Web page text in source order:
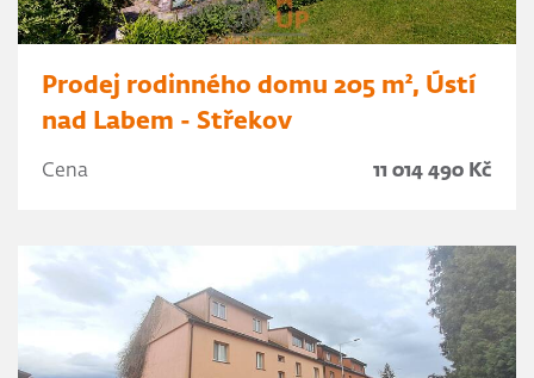
Prodej rodinného domu 205 m², Ústí
nad Labem - Střekov
Cena 11 014 490 Kč